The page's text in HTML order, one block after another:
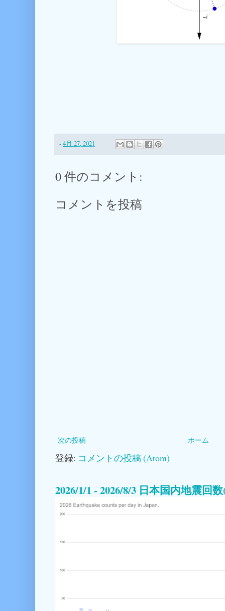
-4月 27, 2021
0 件のコメント:
コメントを投稿
次の投稿 ホーム
登録: コメントの投稿 (Atom)
2026/1/1 - 2026/8/3 日本国内地震回